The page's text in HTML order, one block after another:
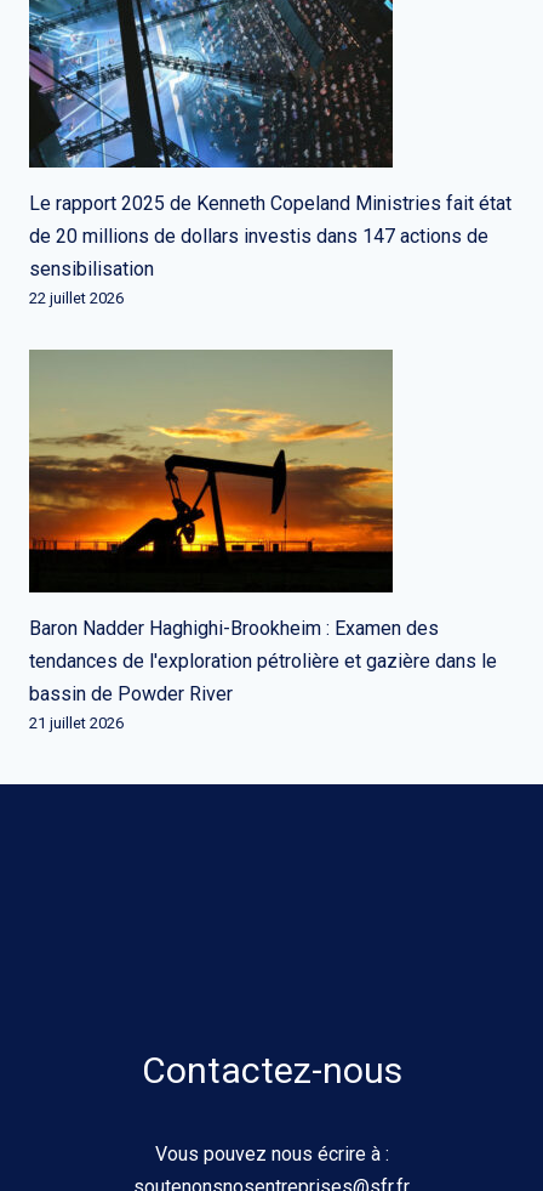
Le rapport 2025 de Kenneth Copeland Ministries fait état
de 20 millions de dollars investis dans 147 actions de
sensibilisation
22 juillet 2026
Baron Nadder Haghighi-Brookheim : Examen des
tendances de l'exploration pétrolière et gazière dans le
bassin de Powder River
21 juillet 2026
Contactez-nous
Vous pouvez nous écrire à :